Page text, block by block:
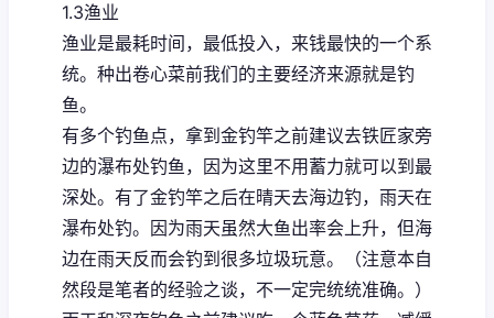
1.3渔业
渔业是最耗时间，最低投入，来钱最快的一个系
统。种出卷心菜前我们的主要经济来源就是钓
鱼。
有多个钓鱼点，拿到金钓竿之前建议去铁匠家旁
边的瀑布处钓鱼，因为这里不用蓄力就可以到最
深处。有了金钓竿之后在晴天去海边钓，雨天在
瀑布处钓。因为雨天虽然大鱼出率会上升，但海
边在雨天反而会钓到很多垃圾玩意。（注意本自
然段是笔者的经验之谈，不一定完统统准确。）